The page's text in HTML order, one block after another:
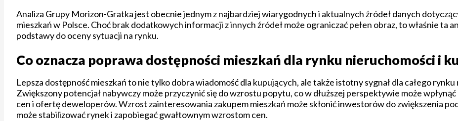
Analiza Grupy Morizon-Gratka jest obecnie jednym z najbardziej wiarygodnych i aktualnych źródeł danych
mieszkań w Polsce. Choć brak dodatkowych informacji z innych źródeł może ograniczać pełen obraz, to właśnie ta
podstawy do oceny sytuacji na rynku.
Co oznacza poprawa dostępności mieszkań dla rynku nieruchomości i
Lepsza dostępność mieszkań to nie tylko dobra wiadomość dla kupujących, ale także istotny sygnał dla całego
Zwiększony potencjał nabywczy może przyczynić się do wzrostu popytu, co w dłuższej perspektywie może wpłynąć
cen i ofertę deweloperów. Wzrost zainteresowania zakupem mieszkań może skłonić inwestorów do zwiększenia
może stabilizować rynek i zapobiegać gwałtownym wzrostom cen.